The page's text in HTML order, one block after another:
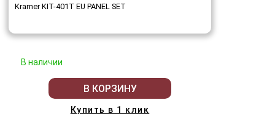
Kramer KIT-401T EU PANEL SET
В наличии
В КОРЗИНУ
Купить в 1 клик